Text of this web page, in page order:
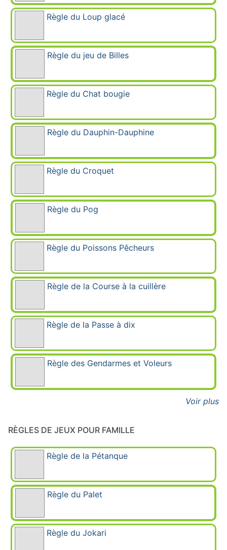
Règle du Loup glacé
Règle du jeu de Billes
Règle du Chat bougie
Règle du Dauphin-Dauphine
Règle du Croquet
Règle du Pog
Règle du Poissons Pêcheurs
Règle de la Course à la cuillère
Règle de la Passe à dix
Règle des Gendarmes et Voleurs
Voir plus
RÈGLES DE JEUX POUR FAMILLE
Règle de la Pétanque
Règle du Palet
Règle du Jokari